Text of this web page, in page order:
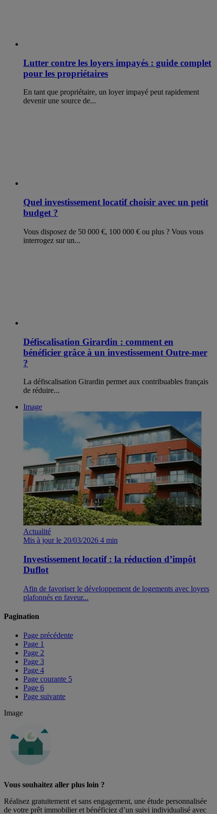
Lutter contre les loyers impayés : guide complet
pour les propriétaires
En tant que propriétaire, un loyer impayé peut rapidement
devenir une source de...
Quel investissement locatif choisir avec un petit
budget ?
Vous disposez de 50 000 €, 100 000 € ou plus ? Vous vous
interrogez sur un...
Défiscalisation Girardin : comment en
bénéficier grâce à un investissement Outre-mer
?
La défiscalisation Girardin permet aux contribuables français
de réduire...
Image
Actualité
Mis à jour le 20/03/2026 4 min
Investissement locatif : la réduction d’impôt
Duflot
Afin de favoriser le développement de logements avec loyers
plafonnés en faveur...
Pagination
Page précédente
Page 1
Page 2
Page 3
Page 4
Page courante 5
Page 6
Page suivante
Image
Vous souhaitez aller plus loin ?
Réalisez gratuitement et sans engagement, une étude personnalisée
de votre prêt immobilier et bénéficiez d’un suivi individualisé avec